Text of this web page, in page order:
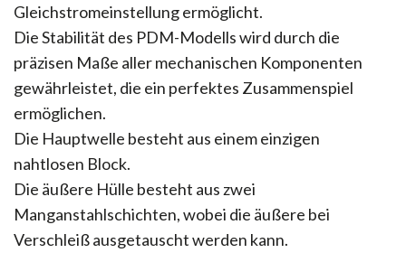
Gleichstromeinstellung ermöglicht.
Die Stabilität des PDM-Modells wird durch die
präzisen Maße aller mechanischen Komponenten
gewährleistet, die ein perfektes Zusammenspiel
ermöglichen.
Die Hauptwelle besteht aus einem einzigen
nahtlosen Block.
Die äußere Hülle besteht aus zwei
Manganstahlschichten, wobei die äußere bei
Verschleiß ausgetauscht werden kann.